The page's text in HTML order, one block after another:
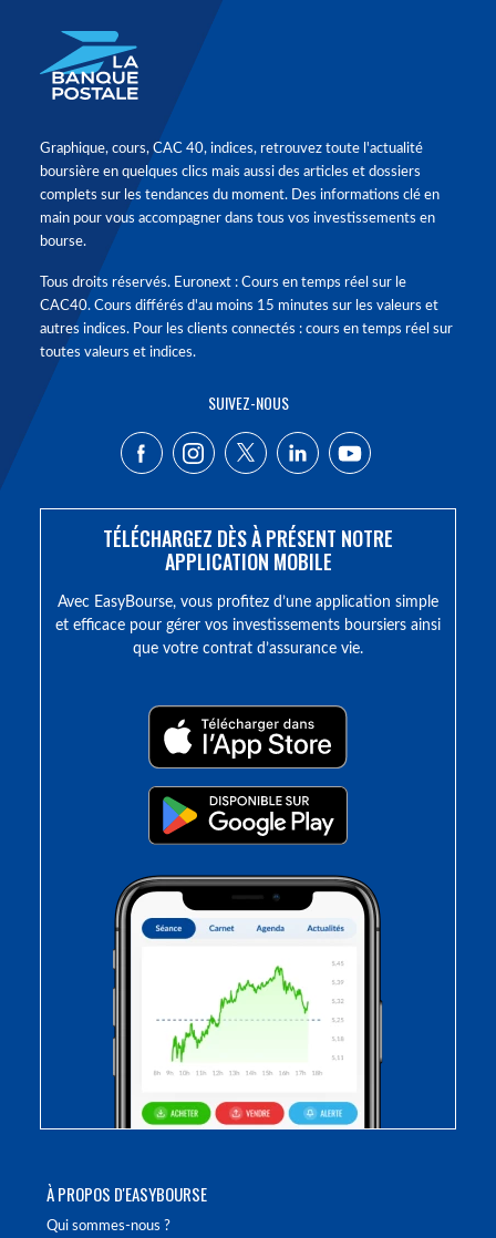
À PROPOS D'EASYBOURSE
Qui sommes-nous ?
Graphique, cours, CAC 40, indices, retrouvez toute l'actualité
boursière en quelques clics mais aussi des articles et dossiers
complets sur les tendances du moment. Des informations clé en
main pour vous accompagner dans tous vos investissements en
bourse.
Tous droits réservés. Euronext : Cours en temps réel sur le
CAC40. Cours différés d'au moins 15 minutes sur les valeurs et
autres indices. Pour les clients connectés : cours en temps réel sur
toutes valeurs et indices.
SUIVEZ-NOUS
TÉLÉCHARGEZ DÈS À PRÉSENT NOTRE
APPLICATION MOBILE
Avec EasyBourse, vous profitez d’une application simple
et efficace pour gérer vos investissements boursiers ainsi
que votre contrat d’assurance vie.